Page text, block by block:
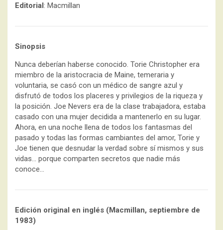
Editorial: Macmillan
Sinopsis
Nunca deberían haberse conocido. Torie Christopher era
miembro de la aristocracia de Maine, temeraria y
voluntaria, se casó con un médico de sangre azul y
disfrutó de todos los placeres y privilegios de la riqueza y
la posición. Joe Nevers era de la clase trabajadora, estaba
casado con una mujer decidida a mantenerlo en su lugar.
Ahora, en una noche llena de todos los fantasmas del
pasado y todas las formas cambiantes del amor, Torie y
Joe tienen que desnudar la verdad sobre sí mismos y sus
vidas… porque comparten secretos que nadie más
conoce…
Edición original en inglés (Macmillan, septiembre de
1983)